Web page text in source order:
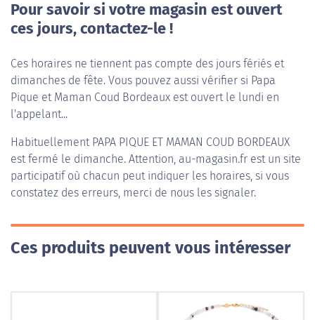
Pour savoir si votre magasin est ouvert
ces jours, contactez-le !
Ces horaires ne tiennent pas compte des jours fériés et
dimanches de fête. Vous pouvez aussi vérifier si Papa
Pique et Maman Coud Bordeaux est ouvert le lundi en
l'appelant...
Habituellement PAPA PIQUE ET MAMAN COUD BORDEAUX
est fermé le dimanche. Attention, au-magasin.fr est un site
participatif où chacun peut indiquer les horaires, si vous
constatez des erreurs, merci de nous les signaler.
Ces produits peuvent vous intéresser